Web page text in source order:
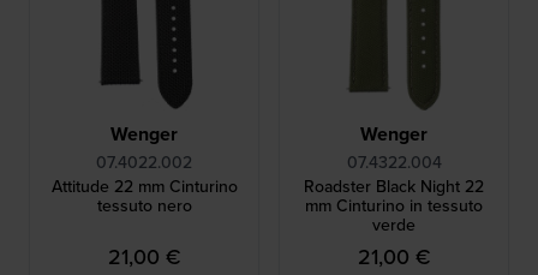
Wenger
07.4022.002
Attitude 22 mm Cinturino
tessuto nero
21,00 €
Wenger
07.4322.004
Roadster Black Night 22
mm Cinturino in tessuto
verde
21,00 €